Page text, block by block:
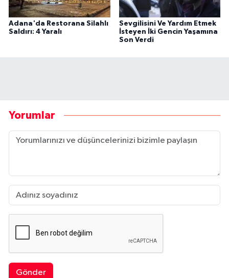
Adana'da Restorana Silahlı
Saldırı: 4 Yaralı
Sevgilisini Ve Yardım Etmek
İsteyen İki Gencin Yaşamına
Son Verdi
Yorumlar
Gönder